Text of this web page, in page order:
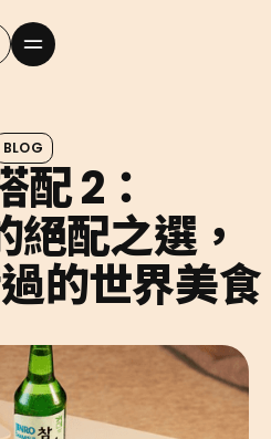
BLOG
配 2：
配之選，
的世界美食